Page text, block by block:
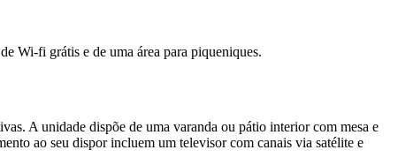
Wi-fi grátis e de uma área para piqueniques.
A unidade dispõe de uma varanda ou pátio interior com mesa e
ao seu dispor incluem um televisor com canais via satélite e